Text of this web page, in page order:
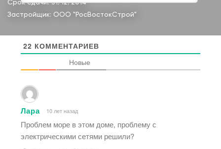
Срок сдачи: 31/12/2014
Застройщик: ООО "РосВостокСтрой"
22 КОММЕНТАРИЕВ
Новые
Лара 10 лет назад
Проблем море в этом доме, проблему с
электрическими сетями решили?